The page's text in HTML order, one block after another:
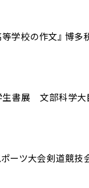
教育
高大
学校の作文』 博
書展 文部科学大
ーツ大会剣道競技